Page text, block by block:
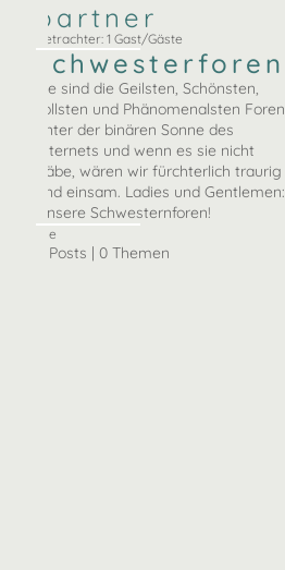
partner
Betrachter: 1 Gast/Gäste
schwesterforen
Sie sind die Geilsten, Schönsten,
Tollsten und Phänomenalsten Foren
unter der binären Sonne des
Internets und wenn es sie nicht
gäbe, wären wir fürchterlich traurig
und einsam. Ladies und Gentlemen:
Unsere Schwesternforen!
Nie
0 Posts | 0 Themen